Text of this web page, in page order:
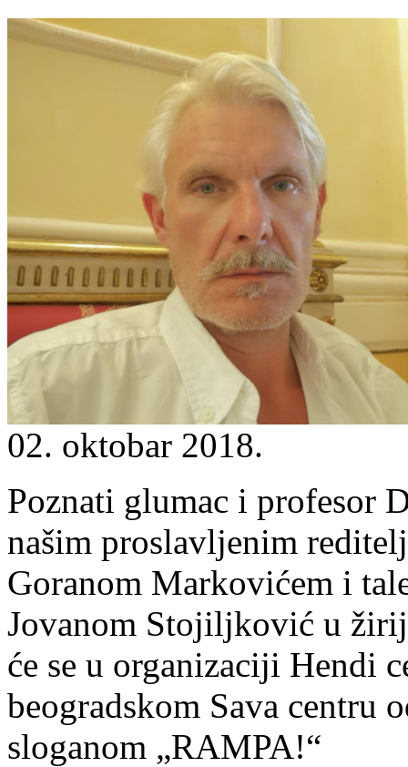
02. oktobar 2018.
Poznati glumac i profesor
našim proslavljenim
Goranom Markovićem i
Jovanom Stojiljković u
će se u organizaciji Hendi
beogradskom Sava centru
sloganom „RAMPA!“